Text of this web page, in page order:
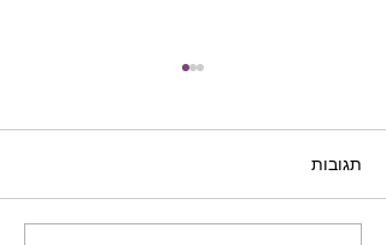
תגובות